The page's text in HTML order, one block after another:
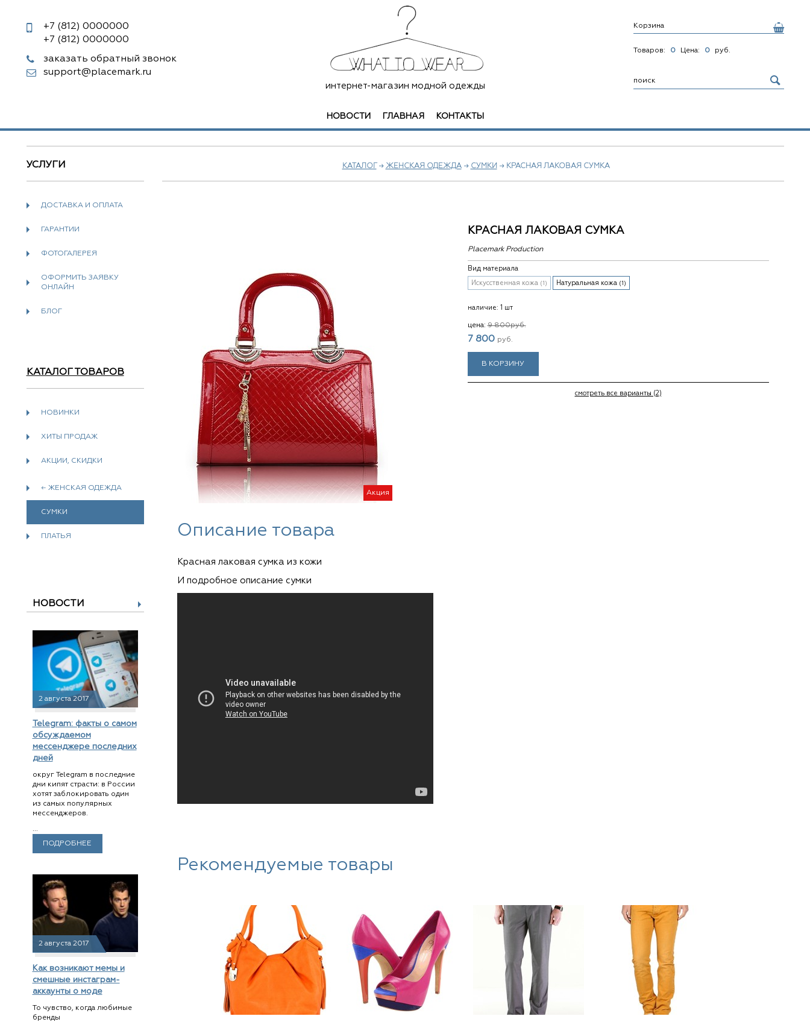
+7 (812) 0000000
+7 (812) 0000000
заказать обратный звонок
support@placemark.ru
интернет-магазин модной одежды
Корзина
Товаров: 0 Цена: 0 руб.
НОВОСТИ ГЛАВНАЯ КОНТАКТЫ
УСЛУГИ
ДОСТАВКА И ОПЛАТА
ГАРАНТИИ
ФОТОГАЛЕРЕЯ
ОФОРМИТЬ ЗАЯВКУ
ОНЛАЙН
БЛОГ
КАТАЛОГ ТОВАРОВ
НОВИНКИ
ХИТЫ ПРОДАЖ
АКЦИИ, СКИДКИ
← ЖЕНСКАЯ ОДЕЖДА
СУМКИ
ПЛАТЬЯ
НОВОСТИ
2 августа 2017
Telegram: факты о самом
обсуждаемом
мессенджере последних
дней
округ Telegram в последние
дни кипят страсти: в России
хотят заблокировать один
из самых популярных
мессенджеров.
...
ПОДРОБНЕЕ
2 августа 2017
Как возникают мемы и
смешные инстаграм-
аккаунты о моде
То чувство, когда любимые
бренды
КАТАЛОГ → ЖЕНСКАЯ ОДЕЖДА→ СУМКИ → КРАСНАЯ ЛАКОВАЯ СУМКА
Акция
КРАСНАЯ ЛАКОВАЯ СУМКА
Placemark Production
Вид материала
Искусственная кожа (1) Натуральная кожа (1)
наличие: 1 шт
цена:9 800руб.
7 800 руб.
В КОРЗИНУ
смотреть все варианты (2)
Описание товара
Красная лаковая сумка из кожи
И подробное описание сумки
Рекомендуемые товары